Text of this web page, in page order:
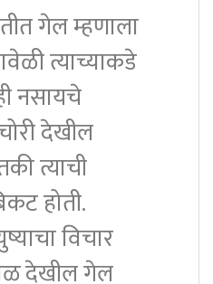
गेल म्हणाला
त्याच्याकडे
नसायचे
देखील
त्याची
होती.
विचार
देखील गेल